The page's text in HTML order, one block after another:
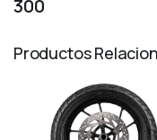
300
Productos